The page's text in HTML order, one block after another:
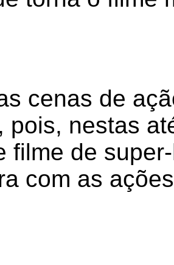
cenas de
pois, nestas
filme de
com as